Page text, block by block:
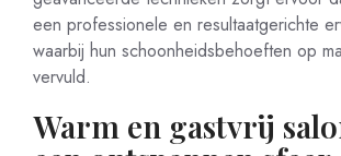
een professionele en resultaatgerichte
waarbij hun schoonheidsbehoeften op
vervuld.
Warm en gastvrij